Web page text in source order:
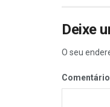
Deixe
O seu
Comentário